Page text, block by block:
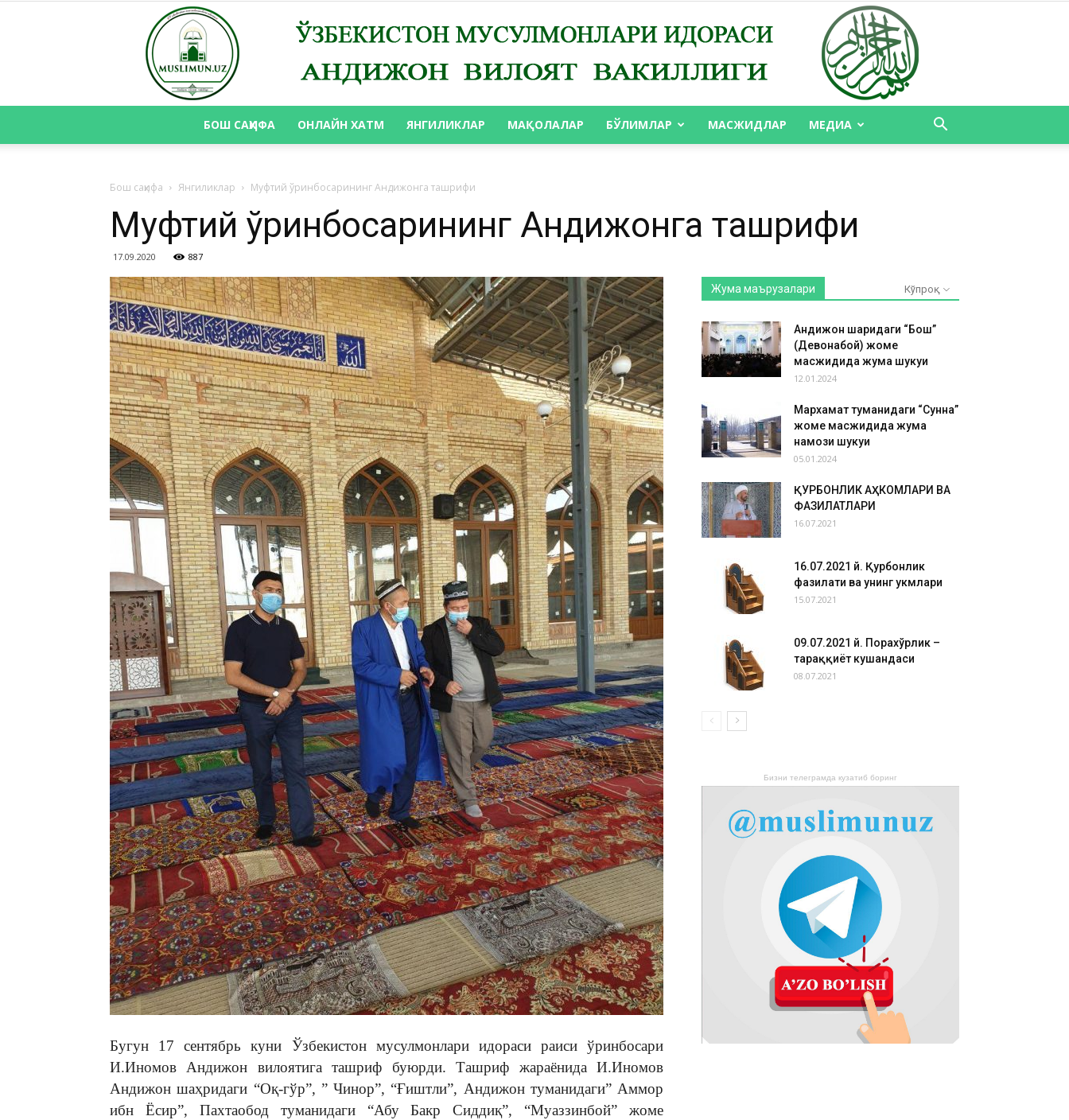
ВАКИЛЛИГИ
БОШ САҲИФА ОНЛАЙН ХАТМ ЯНГИЛИКЛАР МАҚОЛАЛАР БЎЛИМЛАР МАСЖИДЛАР МЕДИА
Бош саҳифа Янгиликлар Муфтий ўринбосарининг Андижонга ташрифи
Муфтий ўринбосарининг Андижонга ташрифи
17.09.2020 887
Бугун 17 сентябрь куни Ўзбекистон мусулмонлари идораси раиси ўринбосари
И.Иномов Андижон вилоятига ташриф буюрди. Ташриф жараёнида И.Иномов
Андижон шаҳридаги “Оқ-гўр”, ” Чинор”, “Ғиштли”, Андижон туманидаги” Аммор
ибн Ёсир”, Пахтаобод туманидаги “Абу Бакр Сиддиқ”, “Муаззинбой” жоме
Жума маърузалари Кўпроқ
Андижон шаҳридаги “Бош”
(Девонабой) жоме
масжидида жума шукуҳи
12.01.2024
Мархамат туманидаги “Сунна”
жоме масжидида жума
намози шукуҳи
05.01.2024
ҚУРБОНЛИК АҲКОМЛАРИ ВА
ФАЗИЛАТЛАРИ
16.07.2021
16.07.2021 й. Қурбонлик
фазилати ва унинг ҳукмлари
15.07.2021
09.07.2021 й. Порахўрлик –
тараққиёт кушандаси
08.07.2021
Бизни телеграмда кузатиб боринг